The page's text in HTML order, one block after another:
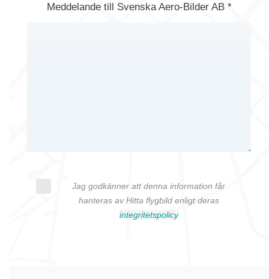
Meddelande till Svenska Aero-Bilder AB *
Jag godkänner att denna information får
hanteras av Hitta flygbild enligt deras
integritetspolicy